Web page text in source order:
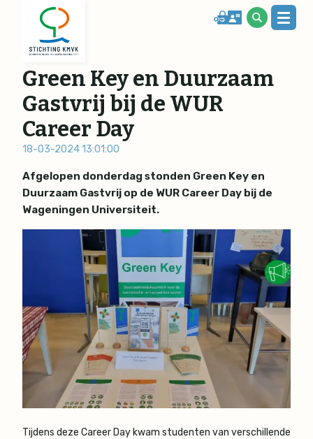
Green Key en Duurzaam
Gastvrij bij de WUR
Career Day
18-03-2024 13:01:00
Afgelopen donderdag stonden Green Key en
Duurzaam Gastvrij op de WUR Career Day bij de
Wageningen Universiteit.
Tijdens deze Career Day kwam studenten van verschillende